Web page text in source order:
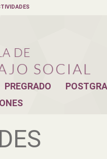
PREGRADO